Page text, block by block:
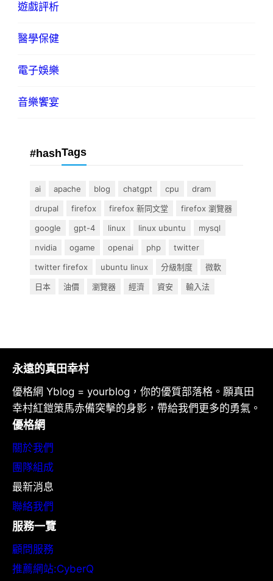
遊戲評析
醫學保健
電子娛樂
音樂饗宴
#hashTags
ai apache blog chatgpt cpu
dram
drupal
firefox firefox 新同文堂
firefox 瀏覽器
google
gpt-4 linux linux ubuntu
mysql
nvidia
ogame openai php
twitter
twitter firefox
ubuntu linux 分級制度
微軟
日本
油價 瀏覽器 經濟 資安 輸入法
永遠的真田幸村
優格網 Yblog = yourblog，你的優質部落格。願真田
幸村紅鎧策馬赤備突擊的身影，帶給我們更多的勇氣。
優格網
關於我們
團隊組成
最新消息
聯絡我們
服務一覽
顧問服務
推薦網站:CyberQ